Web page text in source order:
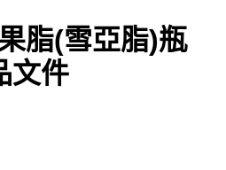
脂(雪亞脂)瓶
文件